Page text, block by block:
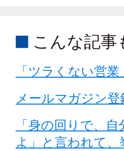
こんな記
「ツラくない営
メールマガジン登
「身の回りで、
よ」と言われて